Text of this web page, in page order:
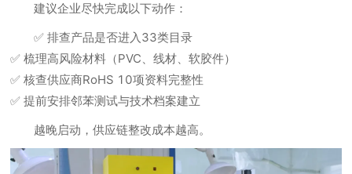
建议企业尽快完成以下动作：
✅ 排查产品是否进入33类目录
✅ 梳理高风险材料（PVC、线材、软胶件）
✅ 核查供应商RoHS 10项资料完整性
✅ 提前安排邻苯测试与技术档案建立
越晚启动，供应链整改成本越高。